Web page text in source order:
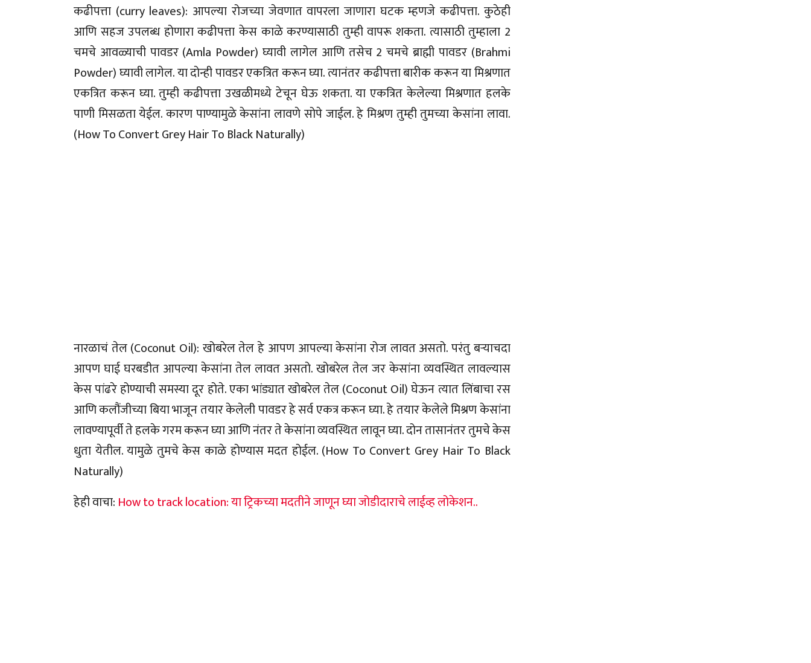
कढीपत्ता (curry leaves): आपल्या रोजच्या जेवणात वापरला जाणारा घटक म्हणजे कढीपत्ता. कुठेही
आणि सहज उपलब्ध होणारा कढीपत्ता केस काळे करण्यासाठी तुम्ही वापरू शकता. त्यासाठी तुम्हाला 2
चमचे आवळ्याची पावडर (Amla Powder) घ्यावी लागेल आणि तसेच 2 चमचे ब्राह्मी पावडर (Brahmi
Powder) घ्यावी लागेल. या दोन्ही पावडर एकत्रित करून घ्या. त्यानंतर कढीपत्ता बारीक करून या मिश्रणात
एकत्रित करून घ्या. तुम्ही कढीपत्ता उखळीमध्ये टेचून घेऊ शकता. या एकत्रित केलेल्या मिश्रणात हलके
पाणी मिसळता येईल. कारण पाण्यामुळे केसांना लावणे सोपे जाईल. हे मिश्रण तुम्ही तुमच्या केसांना लावा.
(How To Convert Grey Hair To Black Naturally)
नारळाचं तेल (Coconut Oil): खोबरेल तेल हे आपण आपल्या केसांना रोज लावत असतो. परंतु बऱ्याचदा
आपण घाई घरबडीत आपल्या केसांना तेल लावत असतो. खोबरेल तेल जर केसांना व्यवस्थित लावल्यास
केस पांढरे होण्याची समस्या दूर होते. एका भांड्यात खोबरेल तेल (Coconut Oil) घेऊन त्यात लिंबाचा रस
आणि कलौंजीच्या बिया भाजून तयार केलेली पावडर हे सर्व एकत्र करून घ्या. हे तयार केलेले मिश्रण केसांना
लावण्यापूर्वी ते हलके गरम करून घ्या आणि नंतर ते केसांना व्यवस्थित लावून घ्या. दोन तासानंतर तुमचे केस
धुता येतील. यामुळे तुमचे केस काळे होण्यास मदत होईल. (How To Convert Grey Hair To Black
Naturally)
हेही वाचा: How to track location: या ट्रिकच्या मदतीने जाणून घ्या जोडीदाराचे लाईव्ह लोकेशन..